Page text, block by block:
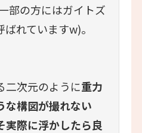
部の方にはガイトズ
れていますw)。
二次元のように重力
な構図が撮れない
実際に浮かしたら良